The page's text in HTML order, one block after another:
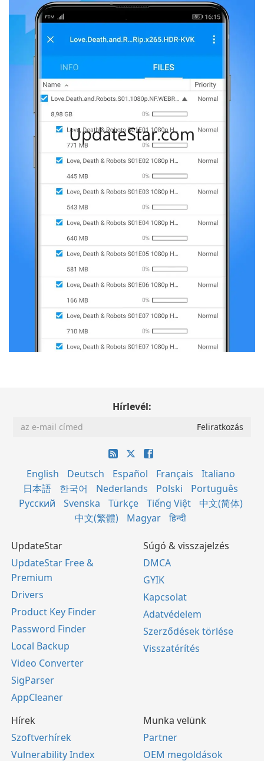
Hírlevél:
English Deutsch Español Français
Italiano
日本語
한국어 Nederlands Polski
Português
Русский
Svenska Türkçe Tiếng Việt
中文(简体)
中文(繁體)
Magyar हिन्दी
UpdateStar
UpdateStar Free &
Premium
Drivers
Product Key Finder
Password Finder
Local Backup
Video Converter
SigParser
AppCleaner
Súgó & visszajelzés
DMCA
GYIK
Kapcsolat
Adatvédelem
Szerződések törlése
Visszatérítés
Hírek
Szoftverhírek
Vulnerability Index
Munka velünk
Partner
OEM megoldások